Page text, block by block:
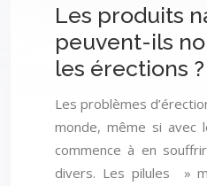
Les produits
peuvent-ils
les érections ?
Les problèmes
monde, même si avec
commence à en
divers. Les pilules »